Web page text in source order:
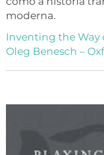
moderna.
Inventing the Way
Oleg Benesch –